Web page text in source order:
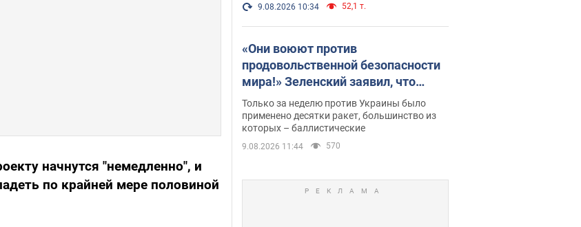
начнутся "немедленно", и
по крайней мере половиной
9.08.2026 10:34 52,1 т.
«Они воюют против
продовольственной безопасности
мира!» Зеленский заявил, что
российская армия вновь
обстреляла порт в Одессе
Только за неделю против Украины было
применено десятки ракет, большинство из
которых – баллистические
9.08.2026 11:44 570